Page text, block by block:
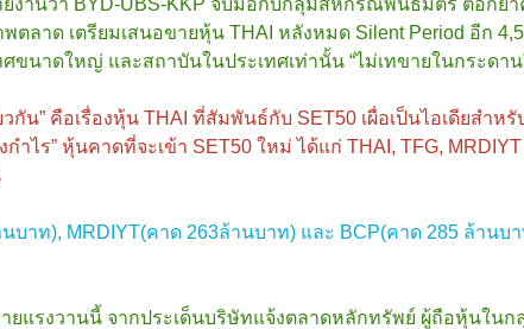
ตลาด เตรียมเสนอขายหุ้น THAI หลังหมด Silent Period อีก
ขนาดใหญ่ และสถาบันในประเทศเท่านั้น “ไม่เทขายในกระดาน
วกัน” คือเรื่องหุ้น THAI ที่สัมพันธ์กับ SET50 เผื่อเป็นไอเดียสำห
ำไร” หุ้นคาดที่จะเข้า SET50 ใหม่ ได้แก่ THAI, TFG,
นบาท), MRDIYT(คาด 263ล้านบาท) และ BCP(คาด 285 ล้านบ
ยแรงวานนี้ จากประเด็นบริษัทแจ้งตลาดหลักทรัพย์ ผู้ถือหุ้นในก